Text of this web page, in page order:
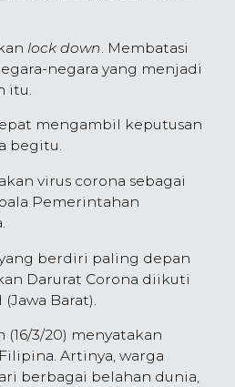
lock down. Membatasi
negara yang menjadi
itu.
mengambil keputusan
begitu.
virus corona sebagai
Pemerintahan
berdiri paling depan
Darurat Corona diikuti
Barat).
3/20) menyatakan
Artinya, warga
berbagai belahan dunia,